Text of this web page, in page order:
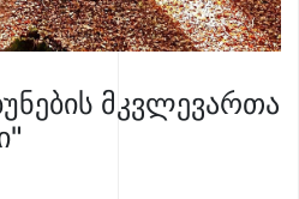
მკვლევართა